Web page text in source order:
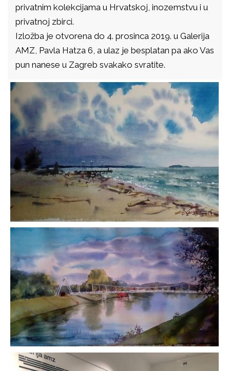
privatnim kolekcijama u Hrvatskoj, inozemstvu i u
privatnoj zbirci.
Izložba je otvorena do 4. prosinca 2019. u Galerija
AMZ, Pavla Hatza 6, a ulaz je besplatan pa ako Vas
pun nanese u Zagreb svakako svratite.